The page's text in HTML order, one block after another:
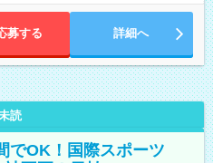
募する 詳細へ
読
OK！国際スポーツ